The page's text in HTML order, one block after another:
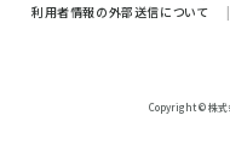
利用者情報の外部送信について
|
Copyright © 株